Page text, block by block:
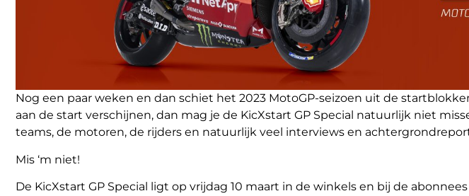
Nog een paar weken en dan schiet het 2023 MotoGP-seizoen uit de
aan de start verschijnen, dan mag je de KicXstart GP Special natuurlijk niet
teams, de motoren, de rijders en natuurlijk veel interviews en
Mis ‘m niet!
De KicXstart GP Special ligt op vrijdag 10 maart in de winkels en bij de